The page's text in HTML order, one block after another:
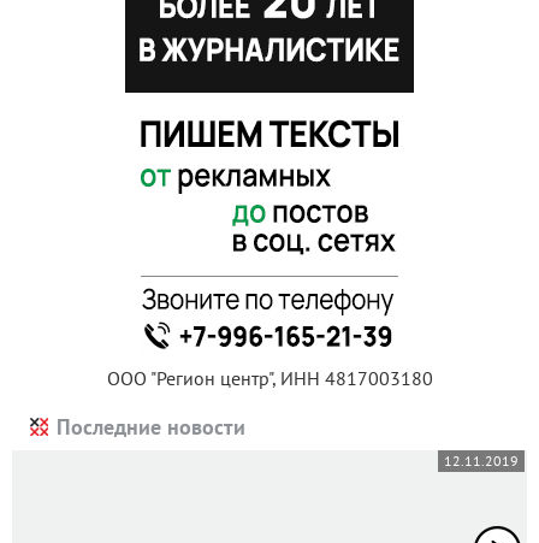
ООО "Регион центр", ИНН 4817003180
Последние новости
12.11.2019